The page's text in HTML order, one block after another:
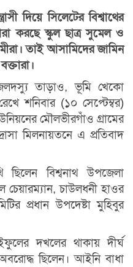
দিয়ে সিলেটের বিশ্বাথের
করছে স্কুল ছাত্র সুমেল ও
তাই আসামিদের জামিন
তাড়াও, ভূমি খেকো
শনিবার (১০ সেপ্টেম্বর)
মৌলভীরগাঁও গ্রামের
মিলনায়তনে এ প্রতিবাদ
ছিলেন বিশ্বনাথ উপজেলা
চাউলধনী হাওর
প্রধান উপদেষ্টা মুহিবুর
দখলের থাকায় দীর্ঘ
ছিলেন। আইনি বাধা